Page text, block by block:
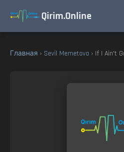
Qirim.Online
Главная › Sevil Memetova › If I Ain't